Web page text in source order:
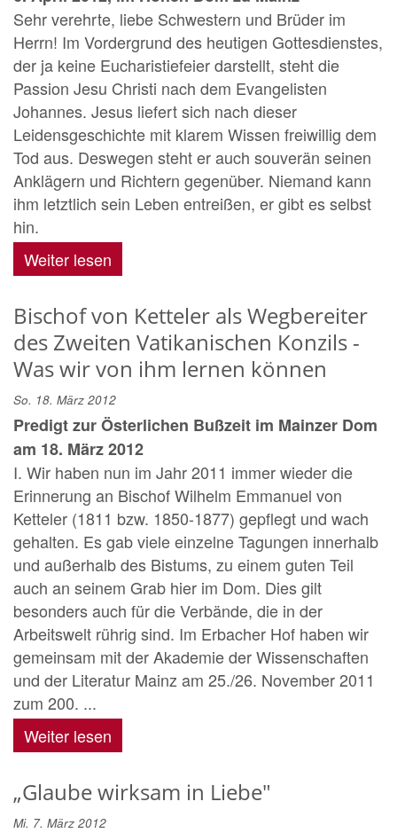
Sehr verehrte, liebe Schwestern und Brüder im
Herrn! Im Vordergrund des heutigen Gottesdienstes,
der ja keine Eucharistiefeier darstellt, steht die
Passion Jesu Christi nach dem Evangelisten
Johannes. Jesus liefert sich nach dieser
Leidensgeschichte mit klarem Wissen freiwillig dem
Tod aus. Deswegen steht er auch souverän seinen
Anklägern und Richtern gegenüber. Niemand kann
ihm letztlich sein Leben entreißen, er gibt es selbst
hin.
Weiter lesen
Bischof von Ketteler als Wegbereiter
des Zweiten Vatikanischen Konzils -
Was wir von ihm lernen können
So. 18. März 2012
Predigt zur Österlichen Bußzeit im Mainzer Dom
am 18. März 2012
I. Wir haben nun im Jahr 2011 immer wieder die
Erinnerung an Bischof Wilhelm Emmanuel von
Ketteler (1811 bzw. 1850-1877) gepflegt und wach
gehalten. Es gab viele einzelne Tagungen innerhalb
und außerhalb des Bistums, zu einem guten Teil
auch an seinem Grab hier im Dom. Dies gilt
besonders auch für die Verbände, die in der
Arbeitswelt rührig sind. Im Erbacher Hof haben wir
gemeinsam mit der Akademie der Wissenschaften
und der Literatur Mainz am 25./26. November 2011
zum 200. ...
Weiter lesen
„Glaube wirksam in Liebe"
Mi. 7. März 2012